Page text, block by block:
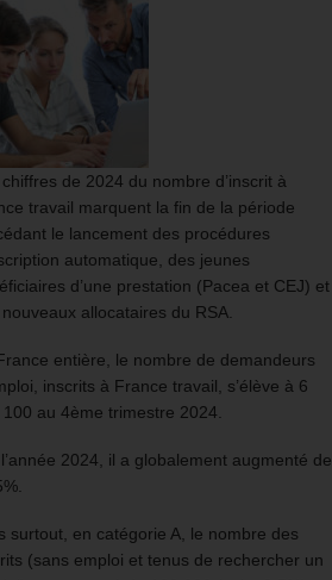
de 2024 du nombre d’inscrit à
travail marquent la fin de la période
le lancement des procédures
automatique, des jeunes
d’une prestation (Pacea et CEJ) et
allocataires du RSA.
entière, le nombre de demandeurs
inscrits à France travail, s’élève à 6
100 au 4ème trimestre 2024.
2024, il a globalement augmenté de
surtout, en catégorie A, le nombre des
(sans emploi et tenus de rechercher un